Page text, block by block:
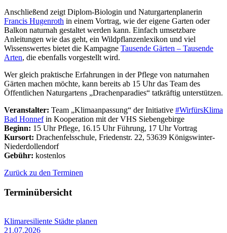
Anschließend zeigt Diplom-Biologin und Naturgartenplanerin
Francis Hugenroth in einem Vortrag, wie der eigene Garten oder
Balkon naturnah gestaltet werden kann. Einfach umsetzbare
Anleitungen wie das geht, ein Wildpflanzenlexikon und viel
Wissenswertes bietet die Kampagne Tausende Gärten – Tausende
Arten, die ebenfalls vorgestellt wird.
Wer gleich praktische Erfahrungen in der Pflege von naturnahen
Gärten machen möchte, kann bereits ab 15 Uhr das Team des
Öffentlichen Naturgartens „Drachenparadies“ tatkräftig unterstützen.
Veranstalter: Team „Klimaanpassung“ der Initiative #WirfürsKlima
Bad Honnefin Kooperation mit der VHS Siebengebirge
Beginn: 15 Uhr Pflege, 16.15 Uhr Führung, 17 Uhr Vortrag
Kursort: Drachenfelsschule, Friedenstr. 22, 53639 Königswinter-
Niederdollendorf
Gebühr: kostenlos
Zurück zu den Terminen
Terminübersicht
Klimaresiliente Städte planen
21.07.2026